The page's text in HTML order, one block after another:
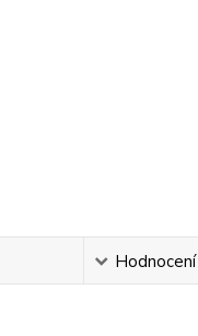
Hodnocení